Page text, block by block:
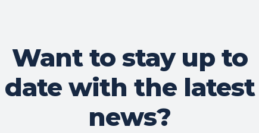
Want to stay up to
date with the latest
news?